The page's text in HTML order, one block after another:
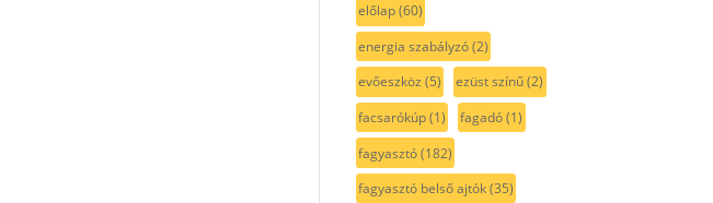
előlap(60)
energia szabályzó(2)
evőeszköz (5) ezüst színű(2)
facsarókúp(1) fagadó(1)
fagyasztó(182)
fagyasztó belső ajtók(35)